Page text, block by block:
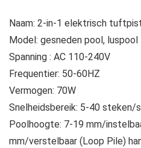
Dikte
7-
21mm
quantity
Naam: 2-in-1 elektrisch
Model: gesneden pool, luspool
Spanning : AC 110-240V
Frequentier: 50-60HZ
Vermogen: 70W
Snelheidsbereik: 5-40 steken/
Poolhoogte: 7-19 mm/
mm/verstelbaar (Loop Pile)